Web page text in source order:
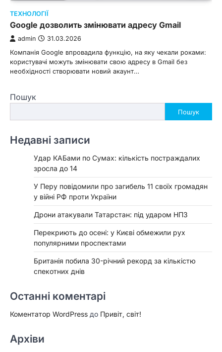
ТЕХНОЛОГІЇ
Google дозволить змінювати адресу Gmail
admin 31.03.2026
Компанія Google впровадила функцію, на яку чекали роками:
користувачі можуть змінювати свою адресу в Gmail без
необхідності створювати новий акаунт…
Пошук
Пошук
Недавні записи
Удар КАБами по Сумах: кількість постраждалих
зросла до 14
У Перу повідомили про загибель 11 своїх громадян
у війні РФ проти України
Дрони атакували Татарстан: під ударом НПЗ
Перекриють до осені: у Києві обмежили рух
популярними проспектами
Британія побила 30-річний рекорд за кількістю
спекотних днів
Останні коментарі
Коментатор WordPress до Привіт, світ!
Архіви